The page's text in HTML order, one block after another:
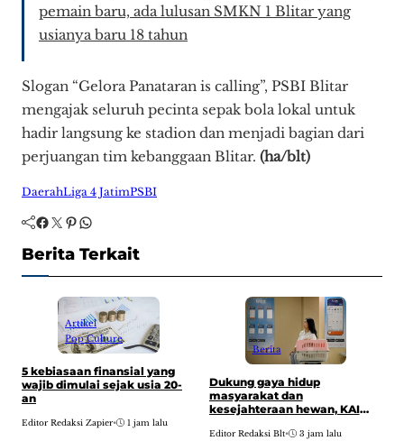
pemain baru, ada lulusan SMKN 1 Blitar yang
usianya baru 18 tahun
Slogan “Gelora Panataran is calling”, PSBI Blitar
mengajak seluruh pecinta sepak bola lokal untuk
hadir langsung ke stadion dan menjadi bagian dari
perjuangan tim kebanggaan Blitar. (ha/blt)
DaerahLiga 4 JatimPSBI
Facebook Twitter Pinterest WhatsApp
Berita Terkait
Artikel
Pop Culture
5 kebiasaan finansial yang
wajib dimulai sejak usia 20-
an
Editor Redaksi Zapier• 1 jam lalu
Berita
Dukung gaya hidup
masyarakat dan
kesejahteraan hewan, KAI
ribu hewan peliharaan pada
Editor Redaksi Blt• 3 jam lalu